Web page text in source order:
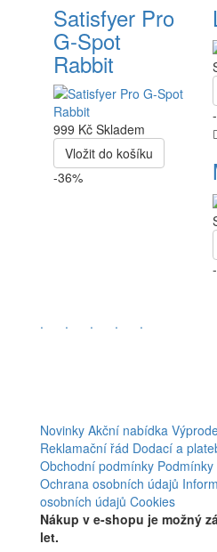
Satisfyer Pro
G-Spot
Rabbit
999 Kč Skladem
Vložit do košíku
-36%
. . . . .
Novinky Akční nabídka
Reklamační řád Dodací a
Obchodní podmínky
Ochrana osobních údajů
osobních údajů Cookies
Nákup v e-shopu je možný
let.